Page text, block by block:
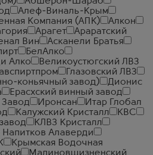
Алеф-Виналь-Крым
Компания (АПК)
Алкон
Арагет
Араратский
Вин
Асканели Братья
БелАлко
Алко
Великоустюгский ЛВЗ
Глазовский ЛВЗ
коньячный завод)
Дионис
Ерасхский винный завод
Завод
Иронсан
Итар Глобал
Калужский Кристалл
КВС
КЛВЗ Кристалл
Алаверди
Крымская Водочная